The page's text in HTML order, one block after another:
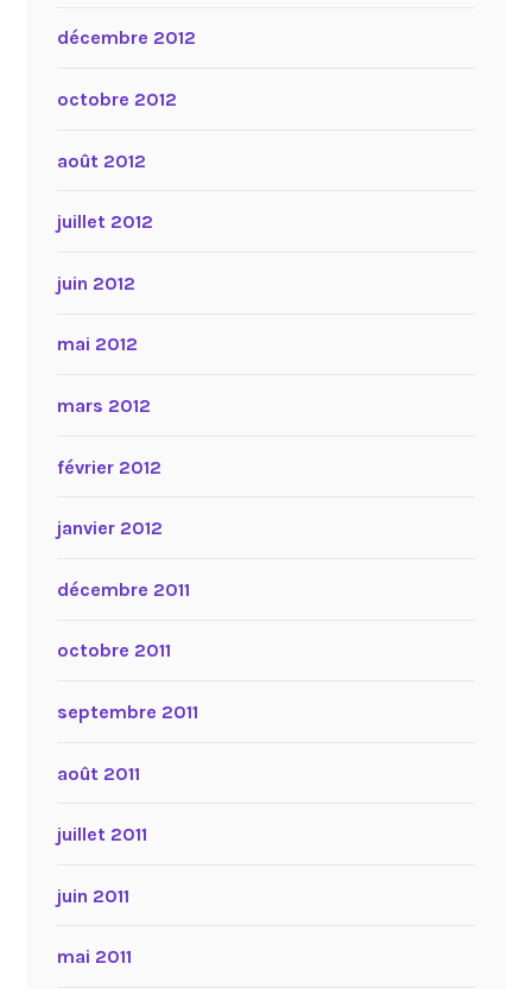
décembre 2012
octobre 2012
août 2012
juillet 2012
juin 2012
mai 2012
mars 2012
février 2012
janvier 2012
décembre 2011
octobre 2011
septembre 2011
août 2011
juillet 2011
juin 2011
mai 2011